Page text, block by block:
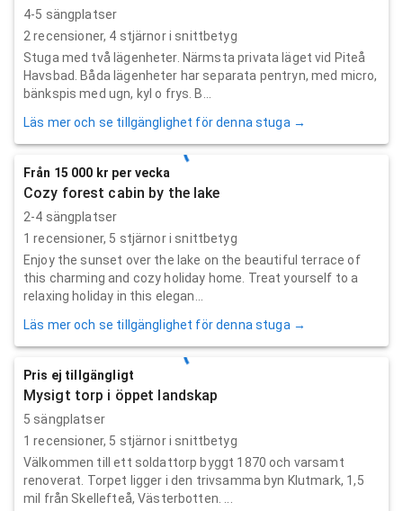
4-5 sängplatser
2 recensioner, 4 stjärnor i snittbetyg
Stuga med två lägenheter. Närmsta privata läget vid Piteå
Havsbad. Båda lägenheter har separata pentryn, med micro,
bänkspis med ugn, kyl o frys. B...
Läs mer och se tillgänglighet för denna stuga →
Från 15 000 kr per vecka
Cozy forest cabin by the lake
2-4 sängplatser
1 recensioner, 5 stjärnor i snittbetyg
Enjoy the sunset over the lake on the beautiful terrace of
this charming and cozy holiday home. Treat yourself to a
relaxing holiday in this elegan...
Läs mer och se tillgänglighet för denna stuga →
Pris ej tillgängligt
Mysigt torp i öppet landskap
5 sängplatser
1 recensioner, 5 stjärnor i snittbetyg
Välkommen till ett soldattorp byggt 1870 och varsamt
renoverat. Torpet ligger i den trivsamma byn Klutmark, 1,5
mil från Skellefteå, Västerbotten. ...